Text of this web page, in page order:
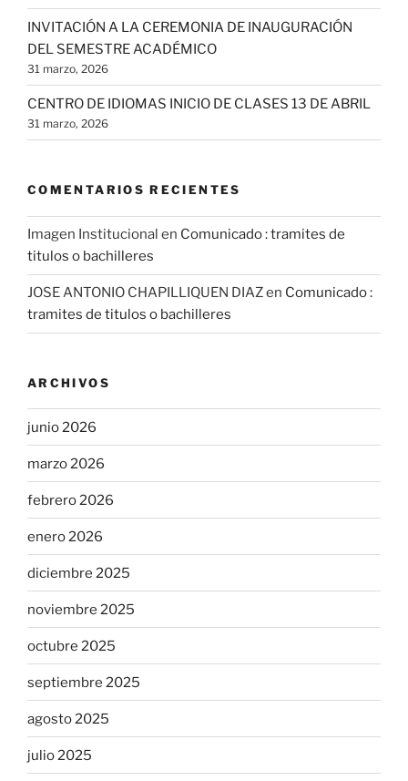
INVITACIÓN A LA CEREMONIA DE INAUGURACIÓN
DEL SEMESTRE ACADÉMICO
31 marzo, 2026
CENTRO DE IDIOMAS INICIO DE CLASES 13 DE ABRIL
31 marzo, 2026
COMENTARIOS RECIENTES
Imagen Institucional en Comunicado : tramites de
titulos o bachilleres
JOSE ANTONIO CHAPILLIQUEN DIAZen Comunicado :
tramites de titulos o bachilleres
ARCHIVOS
junio 2026
marzo 2026
febrero 2026
enero 2026
diciembre 2025
noviembre 2025
octubre 2025
septiembre 2025
agosto 2025
julio 2025